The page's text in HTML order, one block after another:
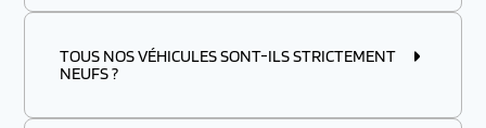
TOUS NOS VÉHICULES SONT-ILS STRICTEMENT
NEUFS ?